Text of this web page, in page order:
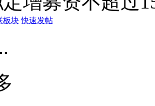
板块 快速发帖